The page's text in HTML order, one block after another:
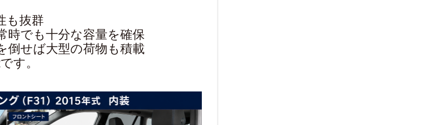
も抜群
時でも十分な容量を確保
倒せば大型の荷物も積載
す。